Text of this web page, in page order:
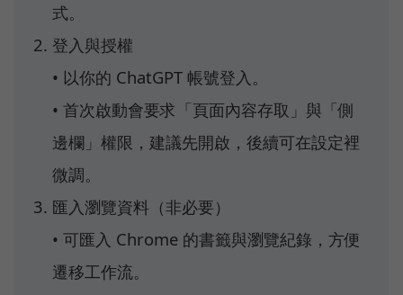
式。
登入與授權
• 以你的 ChatGPT 帳號登入。
• 首次啟動會要求「頁面內容存取」與「側
邊欄」權限，建議先開啟，後續可在設定裡
微調。
匯入瀏覽資料（非必要）
• 可匯入 Chrome 的書籤與瀏覽紀錄，方便
遷移工作流。